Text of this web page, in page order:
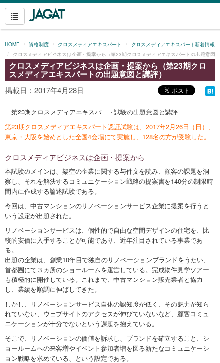
HOME 資格制度 クロスメディアエキスパート
クロスメディアエキスパート新着情報
クロスメディアビジネスは企画・提案から（第23期クロスメディアエキスパートの出題意図
と講評）
クロスメディアビジネスは企画・提案から（第23期クロ
スメディアエキスパートの出題意図と講評）
掲載日：2017年4月28日
ー第23期クロスメディアエキスパート試験の出題意図と講評ー
第23期クロスメディアエキスパート認証試験は、2017年2月26日（日）、
東京・大阪を始めとした全国4会場にて実施し、128名の方が受験した。
クロスメディアビジネスは企画・提案から
本試験のメインは、架空の企業に関する与件文を読み、顧客の課題を洞
察し、それを解決するコミュニケーション戦略の提案書を140分の制限時
間内に作成する論述試験である。
今回は、中古マンションのリノベーションサービス企業に提案を行うと
いう設定が出題された。
リノベーションサービスは、個性的で自由な空間デザインの住宅を、比
較的安価に入手することが可能であり、近年注目されている事業であ
る。
出題の企業は、創業10年目で独自のリノベーションブランドをうたい、
首都圏にて３ヵ所のショールームを運営している。完成物件見学ツアー
も積極的に開催している。これまで、中古マンション販売業者と協力
し、業績を順調に伸ばしてきた。
しかし、リノベーションサービス自体の認知度が低く、その魅力が知ら
れていない、ウェブサイトのアクセスが伸びていないなど、顧客コミュ
ニケーションが十分でないという課題を抱えている。
そこで、リノベーションの価値を訴求し、ブランドを確立すること、シ
ョールームへの来客増やイベント参加者増を図る新たなコミュニケーシ
ョン戦略を求めている、という設定である。